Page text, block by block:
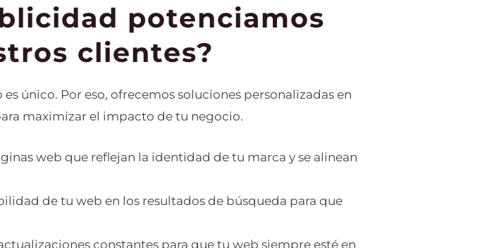
potenciamos
clientes?
único. Por eso, ofrecemos soluciones personalizadas en
maximizar el impacto de tu negocio.
web que reflejan la identidad de tu marca y se alinean
de tu web en los resultados de búsqueda para que
constantes para que tu web siempre esté en